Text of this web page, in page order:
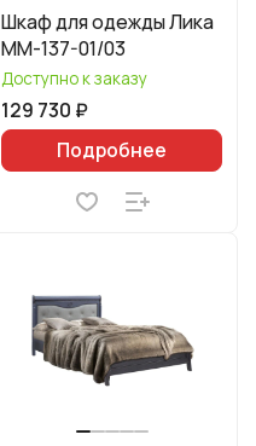
Шкаф для одежды Лика
ММ-137-01/03
Доступно к заказу
129 730 ₽
Подробнее